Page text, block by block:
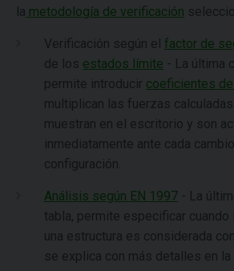
la metodología de verificación
Verificación según el factor de
de los estados límite - La última
permite introducir coeficientes
multiplican las fuerzas
muestran en el escritorio y son
inmediatamente ante cada
configuración.
Análisis según EN 1997 - La
tabla, permite especificar cuando
una estructura es considerada
se explica con más detalles en la